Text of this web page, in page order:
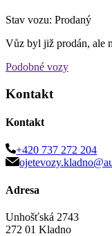
Stav vozu: Prodaný
Vůz byl již prodán, ale
Podobné vozy
Kontakt
Kontakt
+420 737 272 204
Adresa
Unhošťská 2743
272 01 Kladno